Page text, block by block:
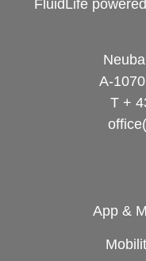
FluidLife
A-
T +
App &